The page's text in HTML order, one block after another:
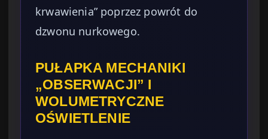
krwawienia” poprzez powrót do
dzwonu nurkowego.
PUŁAPKA MECHANIKI
„OBSERWACJI” I
WOLUMETRYCZNE
OŚWIETLENIE